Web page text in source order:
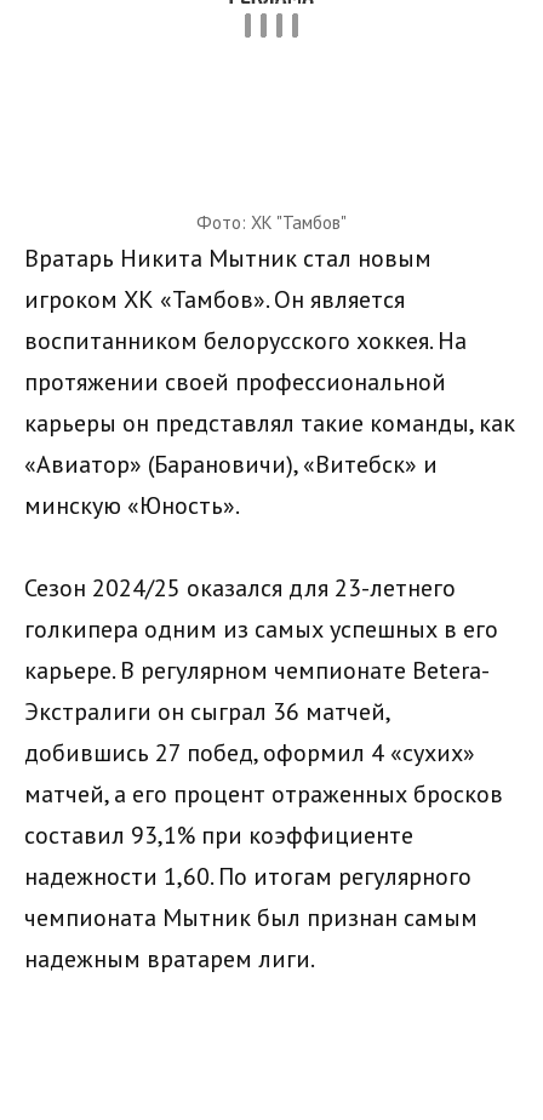
Фото: ХК "Тамбов"
Вратарь Никита Мытник стал новым
игроком ХК «Тамбов». Он является
воспитанником белорусского хоккея. На
протяжении своей профессиональной
карьеры он представлял такие команды, как
«Авиатор» (Барановичи), «Витебск» и
минскую «Юность».
Сезон 2024/25 оказался для 23-летнего
голкипера одним из самых успешных в его
карьере. В регулярном чемпионате Betera-
Экстралиги он сыграл 36 матчей,
добившись 27 побед, оформил 4 «сухих»
матчей, а его процент отраженных бросков
составил 93,1% при коэффициенте
надежности 1,60. По итогам регулярного
чемпионата Мытник был признан самым
надежным вратарем лиги.